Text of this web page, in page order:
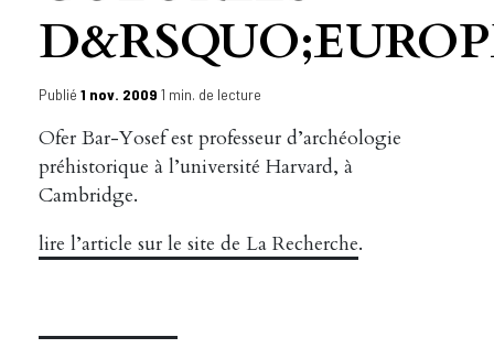
Publié1 nov. 20091 min. de lecture
Ofer Bar-Yosef est professeur d’archéologie
préhistorique à l’université Harvard, à
Cambridge.
lire l’article sur le site de La Recherche.